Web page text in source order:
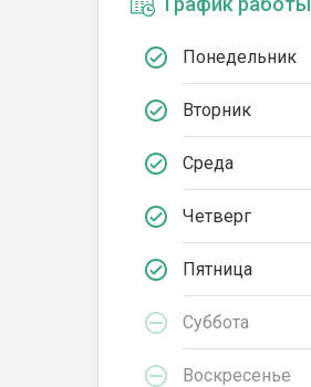
Понедельник
Вторник
Среда
Четверг
Пятница
Суббота
Воскресенье